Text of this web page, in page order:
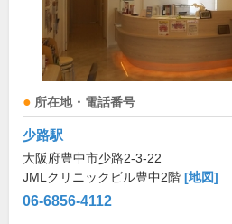
所在地・電話番号
少路駅
大阪府豊中市少路2-3-22
JMLクリニックビル豊中2階 [地図]
06-6856-4112